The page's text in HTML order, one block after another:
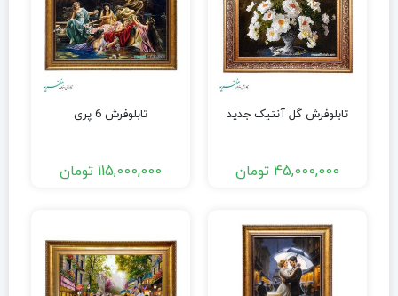
تابلوفرش گل آنتیک جدید
45,000,000 تومان
تابلوفرش 6 پری
115,000,000 تومان